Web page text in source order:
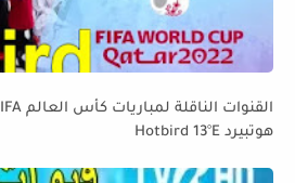
هوتبيرد Hotbird 13°E